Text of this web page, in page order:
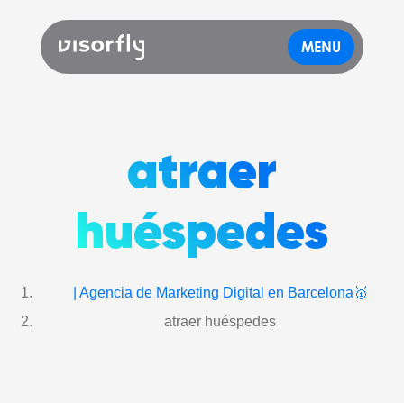
MENU
atraer
huéspedes
| Agencia de Marketing Digital en Barcelona🥇
atraer huéspedes